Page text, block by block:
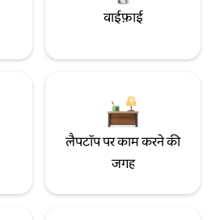
वाईफ़ाई
लैपटॉप पर काम करने की
जगह